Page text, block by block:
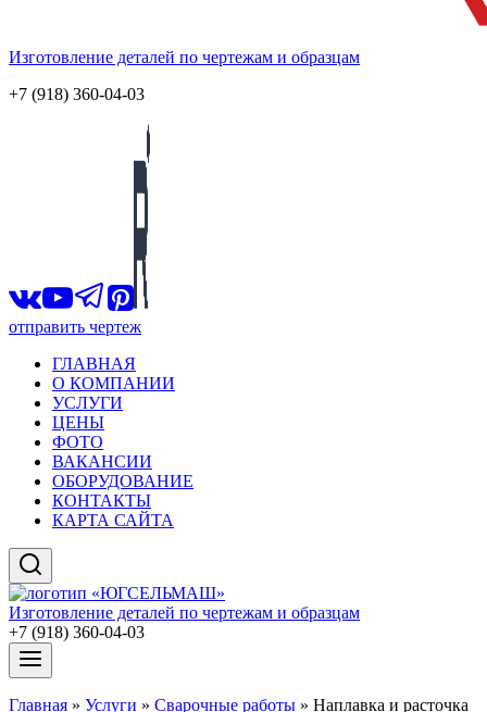
Изготовление деталей по чертежам и образцам
+7 (918) 360-04-03
отправить чертеж
ГЛАВНАЯ
О КОМПАНИИ
УСЛУГИ
ЦЕНЫ
ФОТО
ВАКАНСИИ
ОБОРУДОВАНИЕ
КОНТАКТЫ
КАРТА САЙТА
Изготовление деталей по чертежам и образцам
+7 (918) 360-04-03
Главная » Услуги » Сварочные работы » Наплавка и расточка